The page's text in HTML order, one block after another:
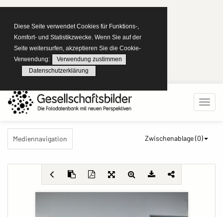
Diese Seite verwendet Cookies für Funktions-,
Komfort- und Statistikzwecke. Wenn Sie auf der
Seite weitersurfen, akzeptieren Sie die Cookie-
Verwendung:
Verwendung zustimmen
Datenschutzerklärung
Mediennavigation Zwischenablage (0)